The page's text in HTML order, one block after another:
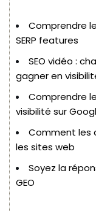
Comprendre
SERP features
SEO vidéo :
gagner en
Comprendre
visibilité sur
Comment les
les sites web
Soyez la
GEO